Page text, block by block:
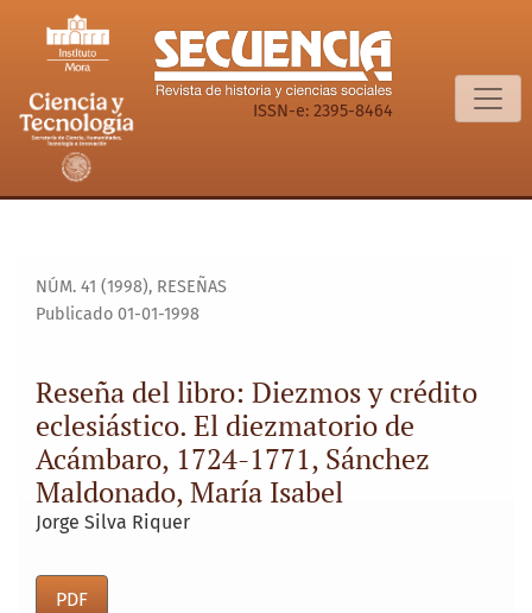
Reseña del libro: Diezmos y crédito eclesiástico. El
ISSN-e: 2395-8464
NÚM. 41 (1998), RESEÑAS
Reseña del libro: Diezmos y crédito
eclesiástico. El diezmatorio de
Acámbaro, 1724-1771, Sánchez
Maldonado, María Isabel
Publicado 01-01-1998
Jorge Silva Riquer
PDF